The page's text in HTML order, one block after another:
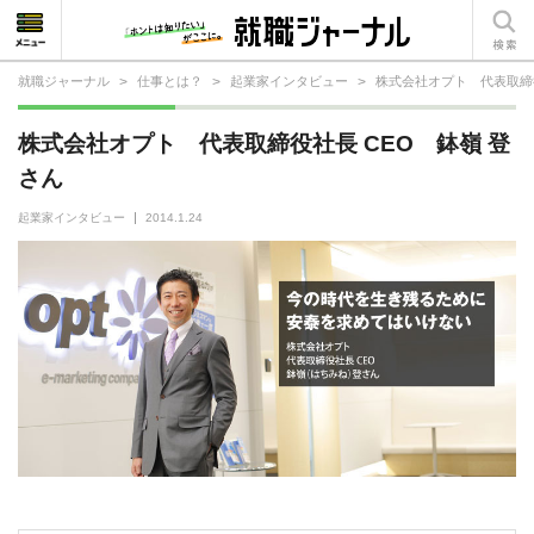
就職ジャーナル > 仕事とは？ > 起業家インタビュー > 株式会社オプト 代表取
株式会社オプト 代表取締役社長 CEO 鉢嶺 登
さん
起業家インタビュー 2014.1.24
就活相談
就活ノウハウ
仕事の選び方・ヒント
就活コラム